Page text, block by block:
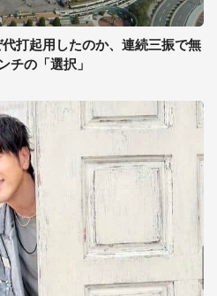
打起用したのか、連続三振で無
チの「選択」